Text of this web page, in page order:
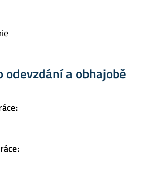
odevzdání a obhajobě